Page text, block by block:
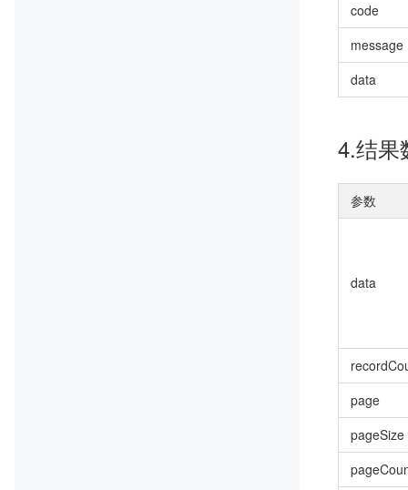
code
message
data
4.结果
参数
data
page
pageSize